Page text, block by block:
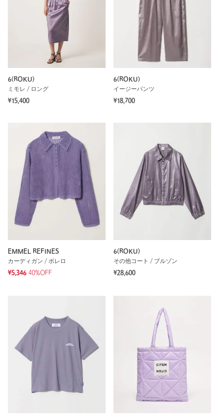
6(ROKU)
ミモレ / ロング
¥15,400
6(ROKU)
イージーパンツ
¥18,700
EMMEL REFINES
カーディガン / ボレロ
¥5,346 40%OFF
6(ROKU)
その他コート / ブルゾン
¥28,600